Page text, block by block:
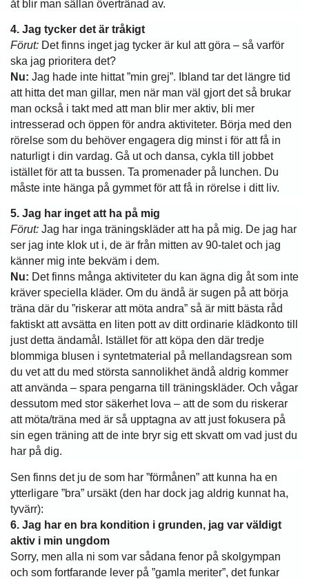
åt blir man sällan övertränad av.
4. Jag tycker det är tråkigt
Förut: Det finns inget jag tycker är kul att göra – så varför
ska jag prioritera det?
Nu: Jag hade inte hittat ”min grej”. Ibland tar det längre tid
att hitta det man gillar, men när man väl gjort det så brukar
man också i takt med att man blir mer aktiv, bli mer
intresserad och öppen för andra aktiviteter. Börja med den
rörelse som du behöver engagera dig minst i för att få in
naturligt i din vardag. Gå ut och dansa, cykla till jobbet
istället för att ta bussen. Ta promenader på lunchen. Du
måste inte hänga på gymmet för att få in rörelse i ditt liv.
5. Jag har inget att ha på mig
Förut: Jag har inga träningskläder att ha på mig. De jag har
ser jag inte klok ut i, de är från mitten av 90-talet och jag
känner mig inte bekväm i dem.
Nu: Det finns många aktiviteter du kan ägna dig åt som inte
kräver speciella kläder. Om du ändå är sugen på att börja
träna där du ”riskerar att möta andra” så är mitt bästa råd
faktiskt att avsätta en liten pott av ditt ordinarie klädkonto till
just detta ändamål. Istället för att köpa den där tredje
blommiga blusen i syntetmaterial på mellandagsrean som
du vet att du med största sannolikhet ändå aldrig kommer
att använda – spara pengarna till träningskläder. Och vågar
dessutom med stor säkerhet lova – att de som du riskerar
att möta/träna med är så upptagna av att just fokusera på
sin egen träning att de inte bryr sig ett skvatt om vad just du
har på dig.
Sen finns det ju de som har ”förmånen” att kunna ha en
ytterligare ”bra” ursäkt (den har dock jag aldrig kunnat ha,
tyvärr):
6. Jag har en bra kondition i grunden, jag var väldigt
aktiv i min ungdom
Sorry, men alla ni som var sådana fenor på skolgympan
och som fortfarande lever på ”gamla meriter”, det funkar